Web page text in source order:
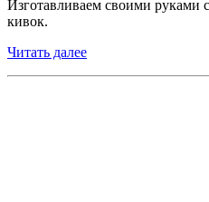
Изготавливаем своими руками
кивок.
Читать далее